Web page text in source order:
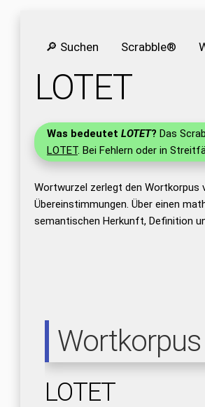
🔎 Suchen Scrabble®
LOTET
Was bedeutet LOTET? Das
LOTET. Bei Fehlern oder in
Wortwurzel zerlegt den Wortkorpus
Übereinstimmungen. Über einen
semantischen Herkunft, Definition
Wortkorpus
LOTET